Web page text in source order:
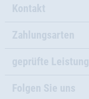
Kontakt
Zahlungsarten
geprüfte Leistung
Folgen Sie uns